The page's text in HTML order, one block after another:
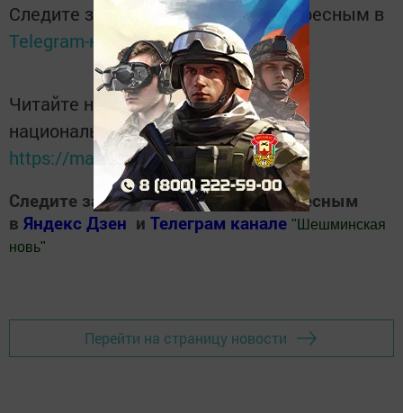
Следите за самым важным и интересным в
Telegram-каналеТатмедиа
Читайте новости Татарстана в
национальном мессенджере MАХ:
https://max.ru/tatmedia
Следите за самым важным и интересным
в Яндекс Дзен и Телеграм канале " Шешминская
новь"
Перейти на страницу новости